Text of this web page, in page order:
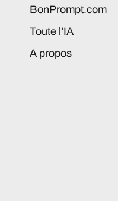
BonPrompt.com
Toute l’IA
A propos